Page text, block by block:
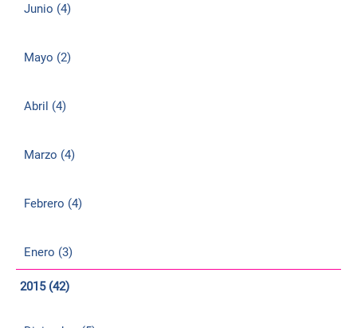
Junio (4)
Mayo (2)
Abril (4)
Marzo (4)
Febrero (4)
Enero (3)
2015 (42)